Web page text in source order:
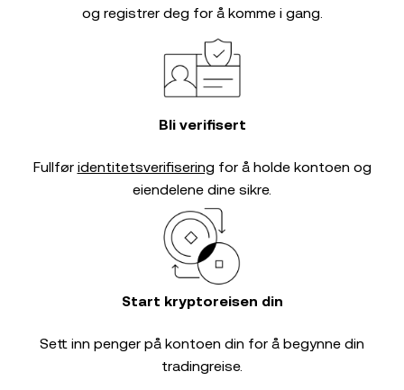
og registrer deg for å komme i gang.
Bli verifisert
Fullfør identitetsverifisering for å holde kontoen og
eiendelene dine sikre.
Start kryptoreisen din
Sett inn penger på kontoen din for å begynne din
tradingreise.